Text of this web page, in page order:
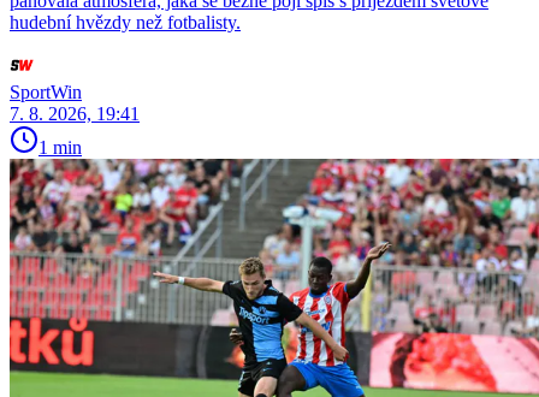
hudební hvězdy než fotbalisty.
SportWin
7. 8. 2026, 19:41
1 min